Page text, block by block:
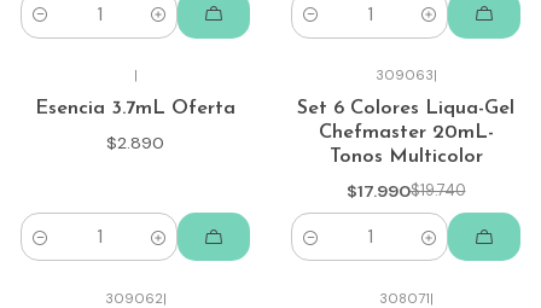
Cantidad Cantidad
|
Esencia 3.7mL Oferta
$2.890
Cantidad
-9%
309063|
Set 6 Colores Liqua-Gel
Chefmaster 20mL-
Tonos Multicolor
$17.990$19.740
Cantidad
309062| 308071|